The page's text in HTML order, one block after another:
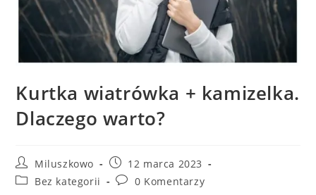
Kurtka wiatrówka + kamizelka.
Dlaczego warto?
Post
author:
Miluszkowo
Post
published:
12 marca 2023
PostBez kategorii
Post0 Komentarzy